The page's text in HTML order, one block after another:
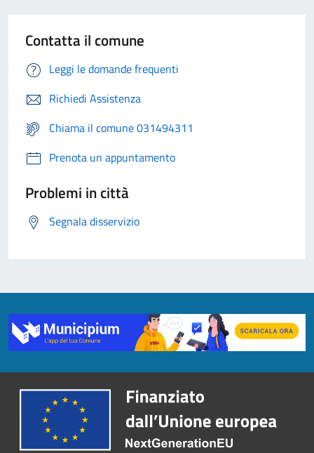
Contatta il comune
Leggi le domande frequenti
Richiedi Assistenza
Chiama il comune 031494311
Prenota un appuntamento
Problemi in città
Segnala disservizio